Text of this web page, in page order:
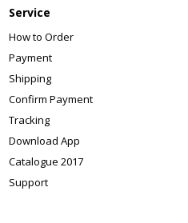
Service
How to Order
Payment
Shipping
Confirm Payment
Tracking
Download App
Catalogue 2017
Support